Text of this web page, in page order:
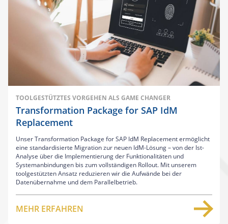
TOOLGESTÜTZTES VORGEHEN ALS GAME CHANGER
Transformation Package for SAP IdM
Replacement
Unser Transformation Package for SAP IdM Replacement ermöglicht
eine standardisierte Migration zur neuen IdM-Lösung – von der Ist-
Analyse über die Implementierung der Funktionalitäten und
Systemanbindungen bis zum vollständigen Rollout. Mit unserem
toolgestützten Ansatz reduzieren wir die Aufwände bei der
Datenübernahme und dem Parallelbetrieb.
MEHR ERFAHREN